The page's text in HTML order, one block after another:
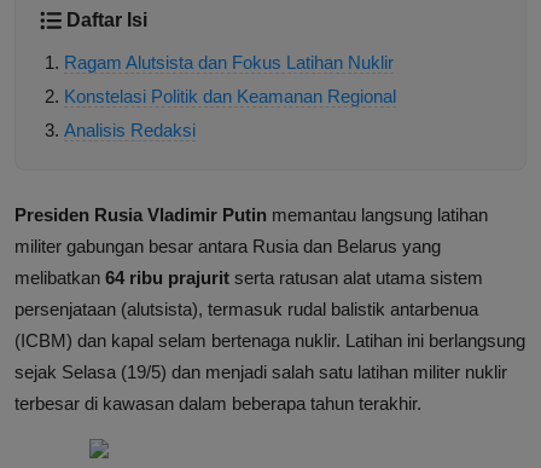
Daftar Isi
Ragam Alutsista dan Fokus Latihan Nuklir
Konstelasi Politik dan Keamanan Regional
Analisis Redaksi
Presiden Rusia Vladimir Putin memantau langsung latihan
militer gabungan besar antara Rusia dan Belarus yang
melibatkan 64 ribu prajurit serta ratusan alat utama sistem
persenjataan (alutsista), termasuk rudal balistik antarbenua
(ICBM) dan kapal selam bertenaga nuklir. Latihan ini berlangsung
sejak Selasa (19/5) dan menjadi salah satu latihan militer nuklir
terbesar di kawasan dalam beberapa tahun terakhir.